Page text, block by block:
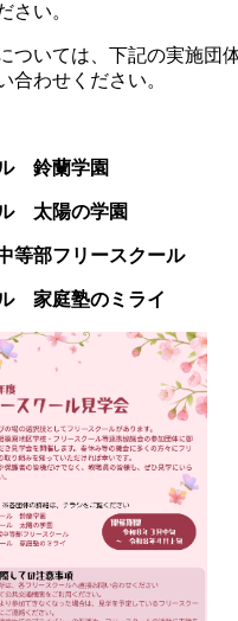
さい。
ついては、下記の実施団
合わせください。
鈴蘭学園
太陽の学園
等部フリースクール
家庭塾のミライ